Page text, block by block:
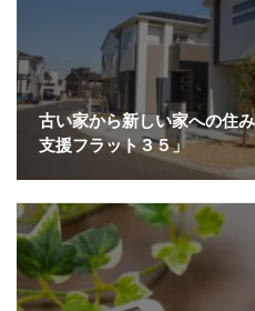
古い家から新しい家への住
支援フラット３５」